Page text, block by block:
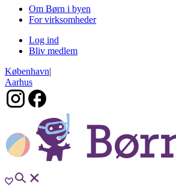
Om Børn i byen
For virksomheder
Log ind
Bliv medlem
København|
Aarhus